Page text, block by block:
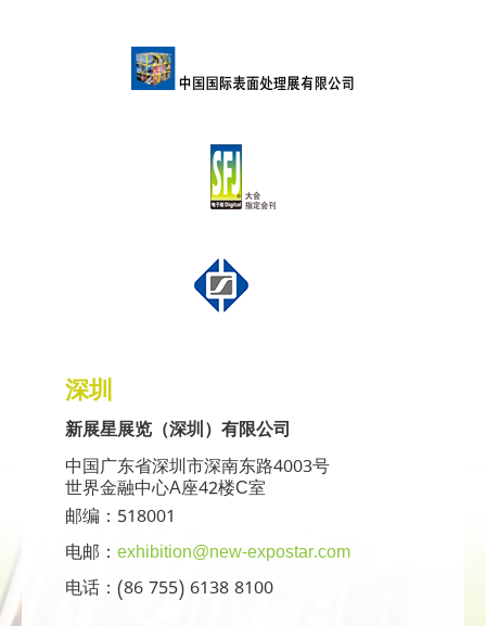
深圳
新展星展览（深圳）有限公司
中国广东省深圳市深南东路4003号
世界金融中心A座42楼C室
邮编：518001
电邮： exhibition@new-expostar.com
电话：(86 755) 6138 8100